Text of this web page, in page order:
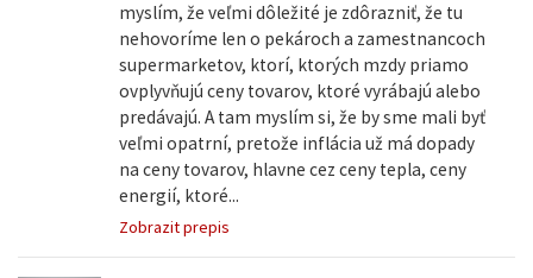
myslím, že veľmi dôležité je zdôrazniť, že tu
nehovoríme len o pekároch a zamestnancoch
supermarketov, ktorí, ktorých mzdy priamo
ovplyvňujú ceny tovarov, ktoré vyrábajú alebo
predávajú. A tam myslím si, že by sme mali byť
veľmi opatrní, pretože inflácia už má dopady
na ceny tovarov, hlavne cez ceny tepla, ceny
energií, ktoré...
Zobrazit prepis